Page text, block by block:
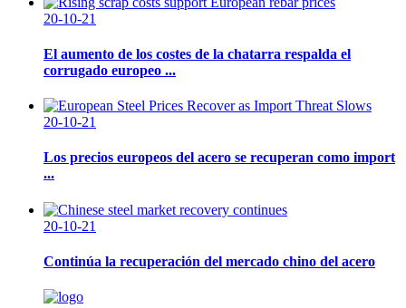
20-10-21
El aumento de los costes de la chatarra respalda el
corrugado europeo ...
20-10-21
Los precios europeos del acero se recuperan como import
...
20-10-21
Continúa la recuperación del mercado chino del acero